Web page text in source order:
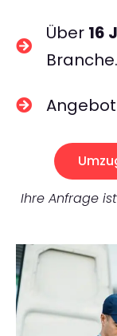
Über 16
Branche.
Ihre Anfrage